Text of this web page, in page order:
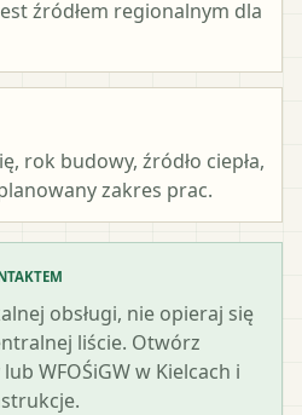
źródłem regionalnym dla
rok budowy, źródło ciepła,
zakres prac.
obsługi, nie opieraj się
liście. Otwórz
WFOŚiGW w Kielcach i